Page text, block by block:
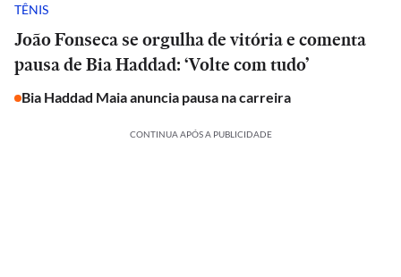
TÊNIS
João Fonseca se orgulha de vitória e comenta
pausa de Bia Haddad: ‘Volte com tudo’
Bia Haddad Maia anuncia pausa na carreira
CONTINUA APÓS A PUBLICIDADE